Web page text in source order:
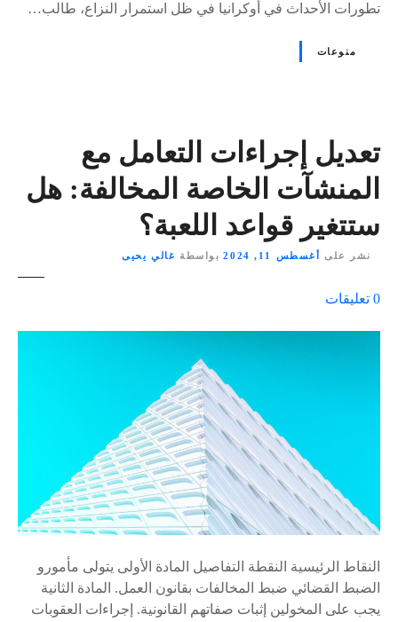
تطورات الأحداث في أوكرانيا في ظل استمرار النزاع، طالب…
منوعات
تعديل إجراءات التعامل مع
المنشآت الخاصة المخالفة: هل
ستتغير قواعد اللعبة؟
نشر على أغسطس 11, 2024 بواسطة غالي يحيى
0 تعليقات
النقاط الرئيسية النقطة التفاصيل المادة الأولى يتولى مأمورو
الضبط القضائي ضبط المخالفات بقانون العمل. المادة الثانية
يجب على المخولين إثبات صفاتهم القانونية. إجراءات العقوبات